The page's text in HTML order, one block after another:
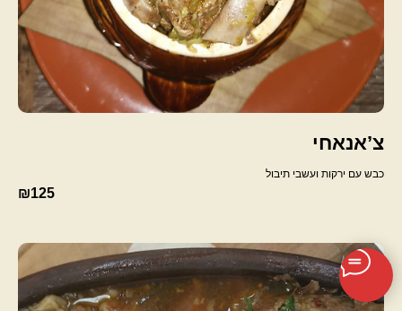
צ’אנאחי
כבש עם ירקות ועשבי תיבול
₪125